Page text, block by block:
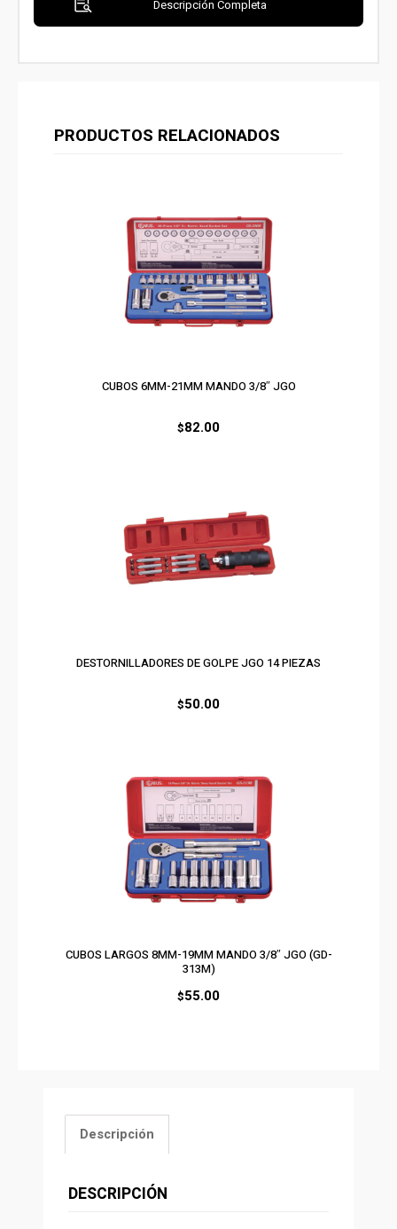
Descripción Completa
PRODUCTOS RELACIONADOS
CUBOS 6MM-21MM MANDO 3/8″ JGO
$82.00
DESTORNILLADORES DE GOLPE JGO 14 PIEZAS
$50.00
CUBOS LARGOS 8MM-19MM MANDO 3/8″ JGO (GD-
313M)
$55.00
Descripción
DESCRIPCIÓN